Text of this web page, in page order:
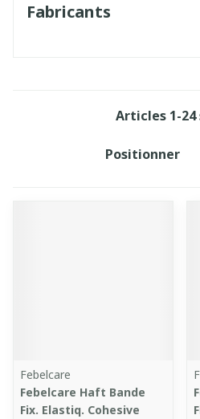
Fabricants
Articles 1-24
Trier par:
Febelcare
Febelcare Haft Bande
Fix. Elastiq. Cohesive